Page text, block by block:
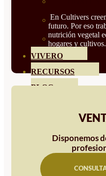
ROSALES
VIVERO
RECURSOS
BLOG
En Cultivers
futuro. Por eso
nutrición vegetal
hogares y cultivos.
Disponemos